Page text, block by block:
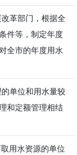
革部门，根据全
件等，制定年度
全市的年度用水
单位和用水量较
和定额管理相结
用水资源的单位